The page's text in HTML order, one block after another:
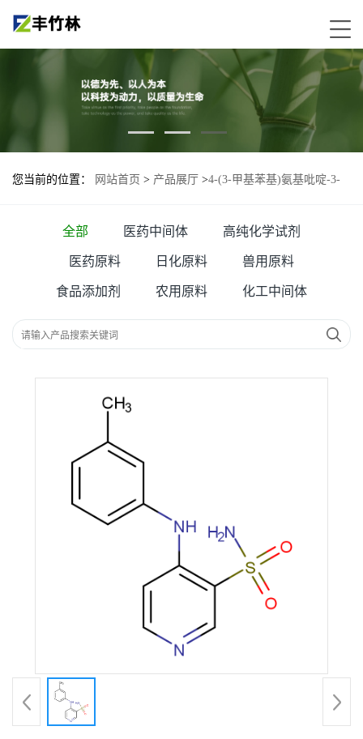
您当前的位置： 网站首页 > 产品展厅 >4-(3-甲基苯基)氨基吡啶-3-
全部 医药中间体 高纯化学试剂
医药原料 日化原料 兽用原料
食品添加剂 农用原料 化工中间体